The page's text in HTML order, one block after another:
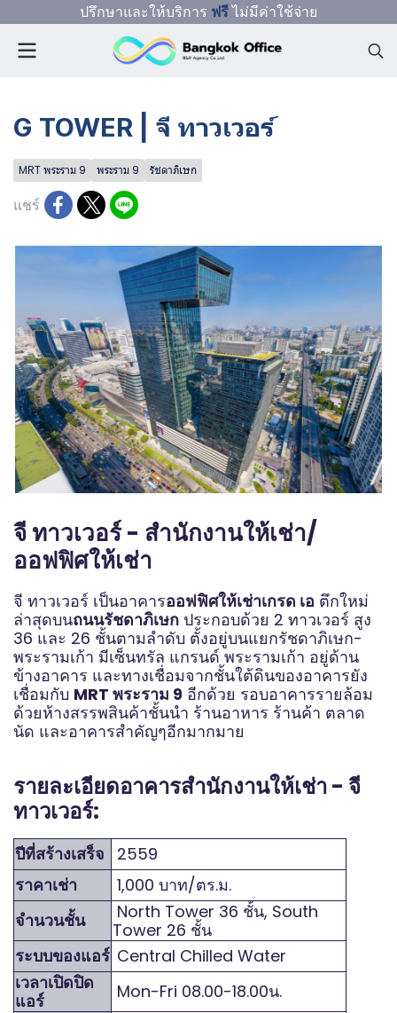
ปรึกษาและให้บริการ ฟรีไม่มีค่าใช้จ่าย
G TOWER | จี ทาวเวอร์
MRT พระราม 9 พระราม 9 รัชดาภิเษก
แชร์
จี ทาวเวอร์ - สำนักงานให้เช่า/
ออฟฟิศให้เช่า
จี ทาวเวอร์ เป็นอาคารออฟฟิศให้เช่าเกรด เอ ตึกใหม่
ล่าสุดบนถนนรัชดาภิเษก ประกอบด้วย 2 ทาวเวอร์ สูง
36 และ 26 ชั้นตามลำดับ ตั้งอยู่บนแยกรัชดาภิเษก-
พระรามเก้า มีเซ็นทรัล แกรนด์ พระรามเก้า อยู่ด้าน
ข้างอาคาร และทางเชื่อมจากชั้นใต้ดินของอาคารยัง
เชื่อมกับ MRT พระราม 9 อีกด้วย รอบอาคารรายล้อม
ด้วยห้างสรรพสินค้าชั้นนำ ร้านอาหาร ร้านค้า ตลาด
นัด และอาคารสำคัญๆอีกมากมาย
รายละเอียดอาคารสำนักงานให้เช่า - จี
ทาวเวอร์:
ปีที่สร้างเสร็จ
2559
ราคาเช่า
1,000 บาท/ตร.ม.
จำนวนชั้น
North Tower 36 ชั้น, South
Tower 26 ชั้น
ระบบของแอร์ Central Chilled Water
เวลาเปิดปิด
แอร์
Mon-Fri 08.00-18.00น.